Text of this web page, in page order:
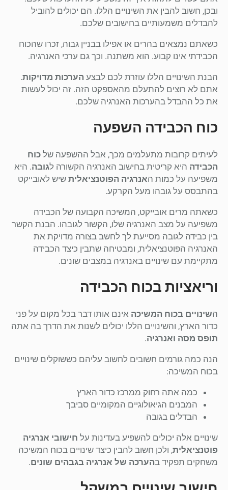
ובכן, חשוב להבין את השינויים הללו. הם יכולים להוביל
להבדלים משמעותיים בחישובים שלכם.
כשאתם נמצאים בהרים או אפילו בבניין גבוה, זכרו שהכוח
הכבידתי אינו קבוע. הוא משתנה. וכך גם ערכי האנרגיה.
הבנת השינויים הללו עוזרת לכם לבצע הערכות מדויקות.
אתם לא רוצים להתעלם מהאספקט הזה. זה יכול לעשות
את כל ההבדל בהערכות האנרגיה שלכם.
כוח הכבידה השפעה
לעיתים קרובות מתעלמים מכך, אבל ההשפעה של כוח
הכבידה היא קריטית בחישוב האנרגיה הקשורה לגובה. היא
משפיעה על כמות האנרגיה הפוטנציאלית שיש לאובייקט
בהתבסס על גובהו מעל הקרקע.
כשאתה מרים אובייקט, המשיכה הקבועה של הכבידה
משפיעה על מצב האנרגיה שלו, הקשור לגובהו. הבנת הקשר
בין כבידה לגובה מסייעת לך לחשב בצורה מדויקת את
האנרגיה הפוטנציאלית, ומבטיחה שתבין כיצד הכבידה
מתקיימת עם שינויים באנרגיה במצבים שונים.
וריאציות בכוח הכבידה
השינויים בכוח המשיכה אינם אותו דבר בכל מקום על פני
כדור הארץ, והשינויים הללו יכולים לשנות את הדרך בה אתה
תופס מסה ואנרגיה.
הנה כמה גורמים חשובים לחשוב עליהם כששוקלים שינויים
בכוח המשיכה:
כמה אתה רחוק ממרכז כדור הארץ
המבנים הגיאולוגיים המקומיים סביבך
הבדלים בגובה
שינויים אלה יכולים להשפיע בעדינות על חישובי אנרגיה
פוטנציאלית, ולכן חשוב להבין כיצד שינויים בכוח המשיכה
משחקים תפקיד בהערכה של אנרגיה בגבהים שונים.